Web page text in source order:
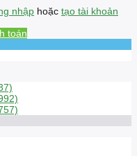
nhập hoặc tạo tài khoản
toán